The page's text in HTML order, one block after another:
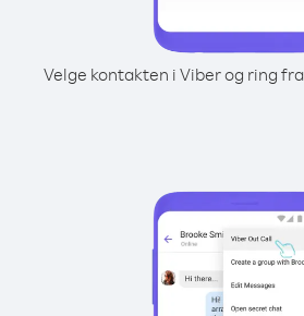
Velge kontakten i Viber og ring